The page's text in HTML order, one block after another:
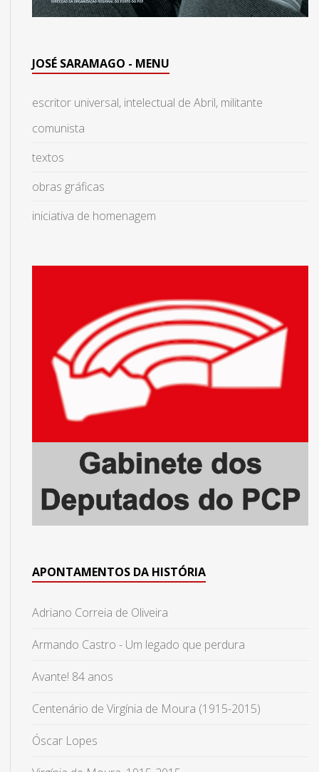
JOSÉ SARAMAGO - MENU
escritor universal, intelectual de Abril, militante
comunista
textos
obras gráficas
iniciativa de homenagem
APONTAMENTOS DA HISTÓRIA
Adriano Correia de Oliveira
Armando Castro - Um legado que perdura
Avante! 84 anos
Centenário de Virgínia de Moura (1915-2015)
Óscar Lopes